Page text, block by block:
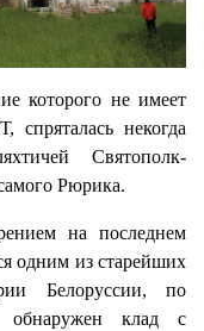
которого не имеет
некогда
Святополк-
Рюрика.
на последнем
одним из старейших
Белоруссии, по
обнаружен клад с